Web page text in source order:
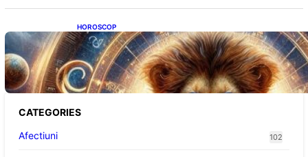
HOROSCOP
Portalul Leului 8/8: Oportunități de
Abundență pentru Cinci Zodii în 2026
CATEGORIES
Afectiuni
102